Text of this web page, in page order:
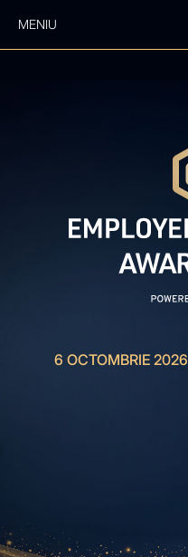
MENIU
6 OCTOMBRIE 2026